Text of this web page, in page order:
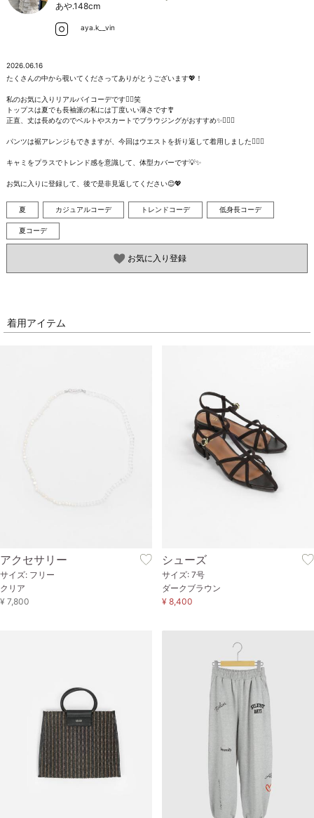
あや.148cm
aya.k__vin
2026.06.16
たくさんの中から覗いてくださってありがとうございます💖！
私のお気に入りリアルバイコーデです✌🏻️笑
トップスは夏でも長袖派の私には丁度いい薄さです🎐
正直、丈は長めなのでベルトやスカートでブラウジングがおすすめ✨🙆🏻‍♀️︎
パンツは裾アレンジもできますが、今回はウエストを折り返して着用しました🧚🏻‍♂️
キャミをプラスでトレンド感を意識して、体型カバーです💡✨️
お気に入りに登録して、後で是非見返してください😊💖
夏 カジュアルコーデ トレンドコーデ 低身長コーデ
夏コーデ
お気に入り登録
着用アイテム
アクセサリー
サイズ: フリー
クリア
¥ 7,800
シューズ
サイズ: 7号
ダークブラウン
¥ 8,400